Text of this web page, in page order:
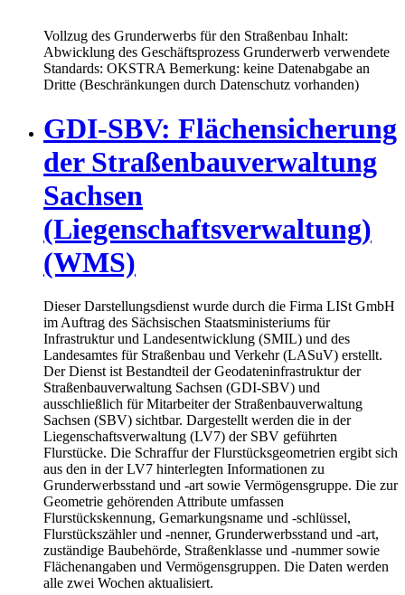
Vollzug des Grunderwerbs für den Straßenbau Inhalt:
Abwicklung des Geschäftsprozess Grunderwerb verwendete
Standards: OKSTRA Bemerkung: keine Datenabgabe an
Dritte (Beschränkungen durch Datenschutz vorhanden)
GDI-SBV: Flächensicherung
der Straßenbauverwaltung
Sachsen
(Liegenschaftsverwaltung)
(WMS)
Dieser Darstellungsdienst wurde durch die Firma LISt GmbH
im Auftrag des Sächsischen Staatsministeriums für
Infrastruktur und Landesentwicklung (SMIL) und des
Landesamtes für Straßenbau und Verkehr (LASuV) erstellt.
Der Dienst ist Bestandteil der Geodateninfrastruktur der
Straßenbauverwaltung Sachsen (GDI-SBV) und
ausschließlich für Mitarbeiter der Straßenbauverwaltung
Sachsen (SBV) sichtbar. Dargestellt werden die in der
Liegenschaftsverwaltung (LV7) der SBV geführten
Flurstücke. Die Schraffur der Flurstücksgeometrien ergibt sich
aus den in der LV7 hinterlegten Informationen zu
Grunderwerbsstand und -art sowie Vermögensgruppe. Die zur
Geometrie gehörenden Attribute umfassen
Flurstückskennung, Gemarkungsname und -schlüssel,
Flurstückszähler und -nenner, Grunderwerbsstand und -art,
zuständige Baubehörde, Straßenklasse und -nummer sowie
Flächenangaben und Vermögensgruppen. Die Daten werden
alle zwei Wochen aktualisiert.